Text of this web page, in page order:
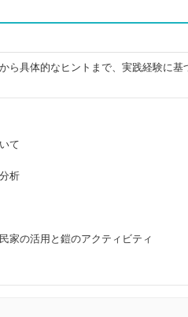
ら具体的なヒントまで、実践経験に基
て
析
家の活用と鎧のアクティビティ